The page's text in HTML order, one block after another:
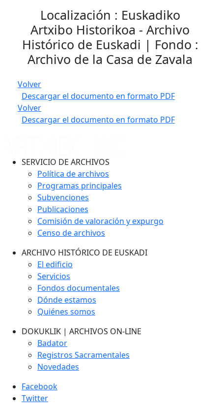
Localización : Euskadiko
Artxibo Historikoa - Archivo
Histórico de Euskadi | Fondo :
Archivo de la Casa de Zavala
Volver
Descargar el documento en formato PDF
Volver
Descargar el documento en formato PDF
SERVICIO DE ARCHIVOS
Política de archivos
Programas principales
Subvenciones
Publicaciones
Comisión de valoración y expurgo
Censo de archivos
ARCHIVO HISTÓRICO DE EUSKADI
El edificio
Servicios
Fondos documentales
Dónde estamos
Quiénes somos
DOKUKLIK | ARCHIVOS ON-LINE
Badator
Registros Sacramentales
Novedades
Facebook
Twitter